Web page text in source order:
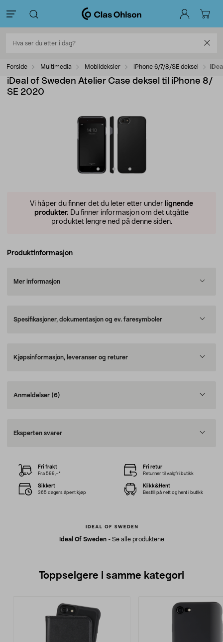
Forside Multimedia Mobildeksler iPhone 6/7/8/SE deksel
iDeal of Sweden Atelier Case deksel til iPhone 8/
SE 2020
Vi håper du finner det du leter etter under lignende
produkter. Du finner informasjon om det utgåtte
produktet lengre ned på denne siden.
Produktinformasjon
Mer informasjon
Spesifikasjoner, dokumentasjon og ev. faresymboler
Kjøpsinformasjon, leveranser og returer
Anmeldelser (6)
Eksperten svarer
Ideal Of Sweden- Se alle produktene
Fri frakt
Fra 599,–*
Fri retur
Returner til valgfri butikk
Sikkert
365 dagers åpent kjøp
Klikk&Hent
Bestill på nett og hent i butikk
Toppselgere i samme kategori